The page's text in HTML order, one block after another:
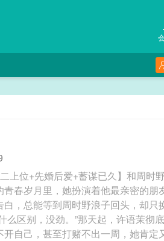
上位+先婚后爱+蓄谋已久】和周时
春岁月里，她扮演着他最亲密的朋
，总能等到周时野浪子回头，却只
区别，没劲。”那天起，许语茉彻
自己，甚至打赌不出一周，她肯定